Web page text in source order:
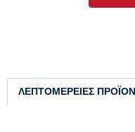
ΛΕΠΤΟΜΈΡΕΙΕΣ